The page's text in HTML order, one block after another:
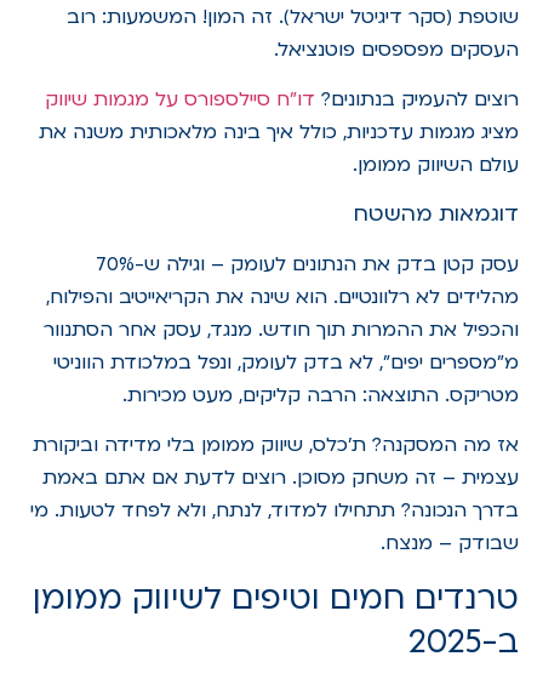
שוטפת (סקר דיגיטל ישראל). זה המון! המשמעות: רוב
העסקים מפספסים פוטנציאל.
רוצים להעמיק בנתונים? דו"ח סיילספורס על מגמות שיווק
מציג מגמות עדכניות, כולל איך בינה מלאכותית משנה את
עולם השיווק ממומן.
דוגמאות מהשטח
עסק קטן בדק את הנתונים לעומק – וגילה ש-70%
מהלידים לא רלוונטיים. הוא שינה את הקריאייטיב והפילוח,
והכפיל את ההמרות תוך חודש. מנגד, עסק אחר הסתנוור
מ"מספרים יפים", לא בדק לעומק, ונפל במלכודת הווניטי
מטריקס. התוצאה: הרבה קליקים, מעט מכירות.
אז מה המסקנה? ת'כלס, שיווק ממומן בלי מדידה וביקורת
עצמית – זה משחק מסוכן. רוצים לדעת אם אתם באמת
בדרך הנכונה? תתחילו למדוד, לנתח, ולא לפחד לטעות. מי
שבודק – מנצח.
טרנדים חמים וטיפים לשיווק ממומן
ב-2025